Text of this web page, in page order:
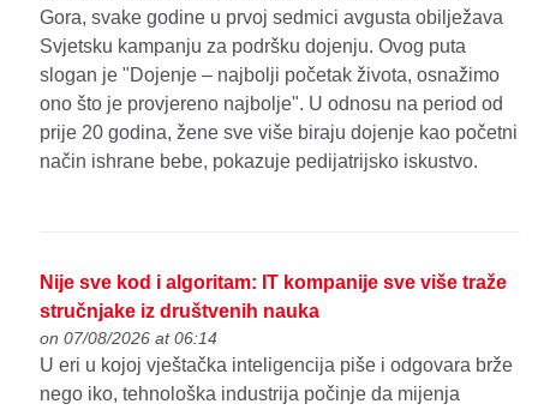
Gora, svake godine u prvoj sedmici avgusta obilježava
Svjetsku kampanju za podršku dojenju. Ovog puta
slogan je "Dojenje – najbolji početak života, osnažimo
ono što je provjereno najbolje". U odnosu na period od
prije 20 godina, žene sve više biraju dojenje kao početni
način ishrane bebe, pokazuje pedijatrijsko iskustvo.
Nije sve kod i algoritam: IT kompanije sve više traže
stručnjake iz društvenih nauka
on 07/08/2026 at 06:14
U eri u kojoj vještačka inteligencija piše i odgovara brže
nego iko, tehnološka industrija počinje da mijenja